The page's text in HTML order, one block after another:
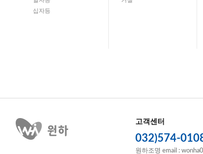
십자등
고객센터
032)574-
원하조명 email :